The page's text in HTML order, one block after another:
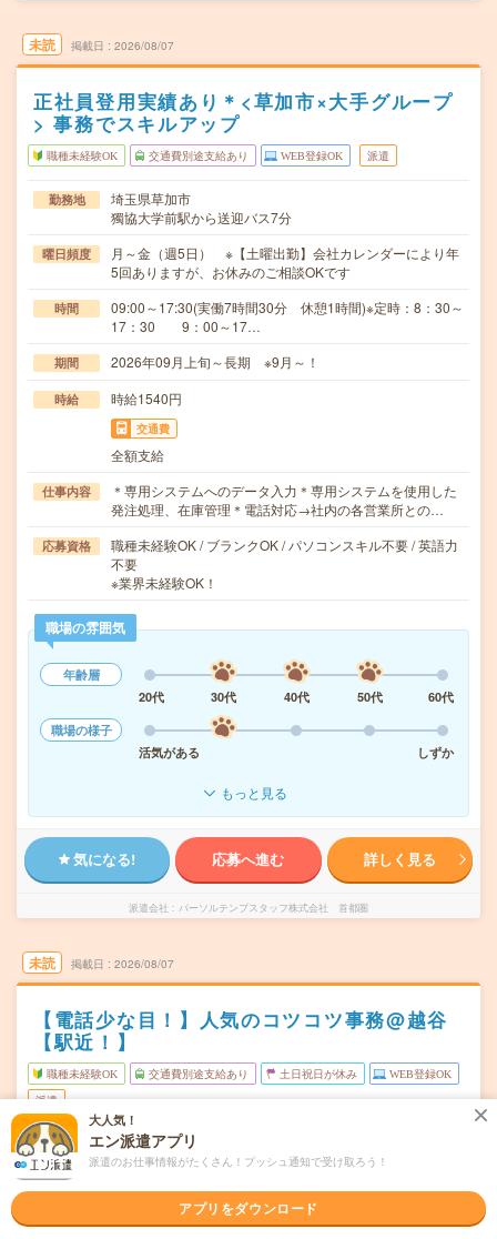
未読 掲載日 2026/08/07
正社員登用実績あり＊<草加市×大手グループ
> 事務でスキルアップ
職種未経験OK 交通費別途支給あり WEB登録OK 派遣
勤務地
埼玉県草加市
獨協大学前駅から送迎バス7分
曜日頻度
月～金（週5日） ※【土曜出勤】会社カレンダーにより年
5回ありますが、お休みのご相談OKです
時間
09:00～17:30(実働7時間30分 休憩1時間)※定時：8：30～
17：30 9：00～17…
期間 2026年09月上旬～長期 ※9月～！
時給 時給1540円
交通費
全額支給
仕事内容
＊専用システムへのデータ入力＊専用システムを使用した
発注処理、在庫管理＊電話対応→社内の各営業所との…
応募資格
職種未経験OK / ブランクOK / パソコンスキル不要 / 英語力
不要
※業界未経験OK！
職場の雰囲気
年齢層
20代
30代 40代 50代
60代
職場の様子
活気がある
しずか
もっと見る
気になる! 応募へ進む 詳しく見る
派遣会社 パーソルテンプスタッフ株式会社 首都圏
未読 掲載日 2026/08/07
【電話少な目！】人気のコツコツ事務@越谷
【駅近！】
職種未経験OK 交通費別途支給あり 土日祝日が休み WEB登録OK
派遣
勤務地
埼玉県越谷市
新越谷駅から徒歩7分／南越谷駅から徒歩7分
月～金（週5日） ※土日はお休みです（会社カレンダーで
祝日出勤日ありますがお休み相談可◎）
大人気！
エン派遣アプリ
派遣のお仕事情報がたくさん！プッシュ通知で受け取ろう！
アプリをダウンロード